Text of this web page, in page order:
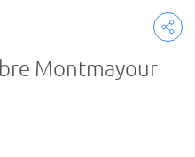
Montmayour